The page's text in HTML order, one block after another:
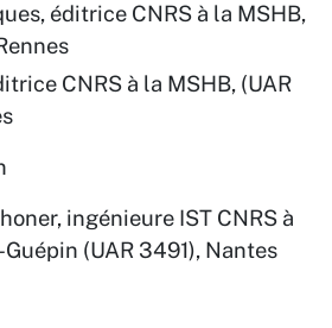
éditrice CNRS à la MSHB,
CNRS à la MSHB, (UAR
ingénieure IST CNRS à
(UAR 3491), Nantes